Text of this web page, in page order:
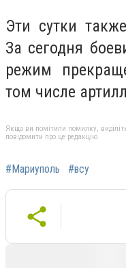
Эти сутки
За сегодня
режим
том числе
Якщо ви помітили помилку,
повідомити про це редакцію
#Мариуполь #всу